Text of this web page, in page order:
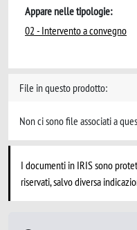
Appare nelle tipologie:
02 - Intervento a convegno
File in questo prodotto:
Non ci sono file associati a
I documenti in IRIS sono
riservati, salvo diversa